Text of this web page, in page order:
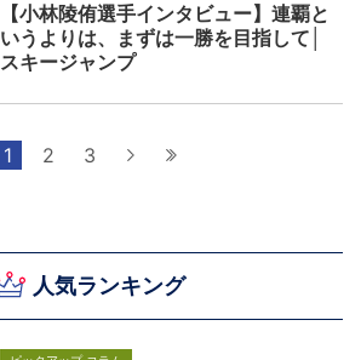
人気ランキング
【小林陵侑選手インタビュー】連覇と
いうよりは、まずは一勝を目指して│
スキージャンプ
1 2 3 次へ